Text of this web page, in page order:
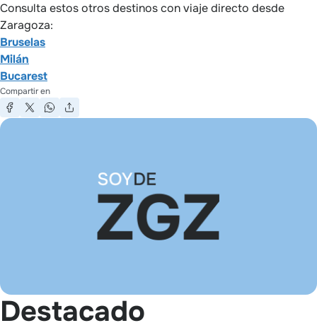
Consulta estos otros destinos con viaje directo desde
Zaragoza:
Bruselas
Milán
Bucarest
Compartir en
Destacado